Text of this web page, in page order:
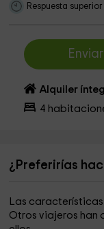
Respuesta
Alquiler
4
¿Preferirías
Las características
Otros viajeros han